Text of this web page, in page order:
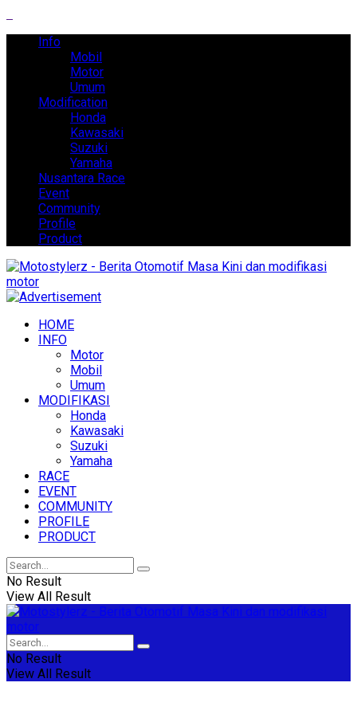
Info
Mobil
Motor
Umum
Modification
Honda
Kawasaki
Suzuki
Yamaha
Nusantara Race
Event
Community
Profile
Product
HOME
INFO
Motor
Mobil
Umum
MODIFIKASI
Honda
Kawasaki
Suzuki
Yamaha
RACE
EVENT
COMMUNITY
PROFILE
PRODUCT
No Result
View All Result
No Result
View All Result